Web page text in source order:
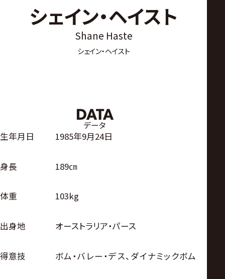
シェイン・ヘイスト
Shane Haste
シェイン・ヘイスト
DATA
データ
生年月日 1985年9月24日
身長 189㎝
体重 103kg
出身地 オーストラリア・パース
得意技 ボム・バレー・デス、ダイナミックボム